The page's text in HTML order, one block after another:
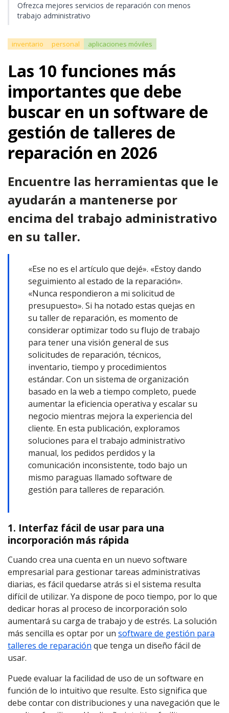
Ofrezca mejores servicios de reparación con menos
trabajo administrativo
inventario personal aplicaciones móviles
Las 10 funciones más
importantes que debe
buscar en un software de
gestión de talleres de
reparación en 2026
Encuentre las herramientas que le
ayudarán a mantenerse por
encima del trabajo administrativo
en su taller.
«Ese no es el artículo que dejé». «Estoy dando
seguimiento al estado de la reparación».
«Nunca respondieron a mi solicitud de
presupuesto». Si ha notado estas quejas en
su taller de reparación, es momento de
considerar optimizar todo su flujo de trabajo
para tener una visión general de sus
solicitudes de reparación, técnicos,
inventario, tiempo y procedimientos
estándar. Con un sistema de organización
basado en la web a tiempo completo, puede
aumentar la eficiencia operativa y escalar su
negocio mientras mejora la experiencia del
cliente. En esta publicación, exploramos
soluciones para el trabajo administrativo
manual, los pedidos perdidos y la
comunicación inconsistente, todo bajo un
mismo paraguas llamado software de
gestión para talleres de reparación.
1. Interfaz fácil de usar para una
incorporación más rápida
Cuando crea una cuenta en un nuevo software
empresarial para gestionar tareas administrativas
diarias, es fácil quedarse atrás si el sistema resulta
difícil de utilizar. Ya dispone de poco tiempo, por lo que
dedicar horas al proceso de incorporación solo
aumentará su carga de trabajo y de estrés. La solución
más sencilla es optar por un software de gestión para
talleres de reparación que tenga un diseño fácil de
usar.
Puede evaluar la facilidad de uso de un software en
función de lo intuitivo que resulte. Esto significa que
debe contar con distribuciones y una navegación que le